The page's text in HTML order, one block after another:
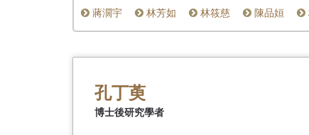
臺
灣
史
研
究
蔣濶宇
林芳如 林筱慈 陳品姮
孔丁萸
博士後研究學者